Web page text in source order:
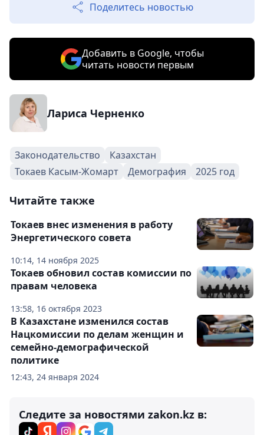
Поделитесь новостью
Добавить в Google, чтобы
читать новости первым
Лариса Черненко
Законодательство
Казахстан
Токаев Касым-Жомарт
Демография 2025 год
Читайте также
10:14, 14 ноября 2025
Токаев внес изменения в работу
Энергетического совета
13:58, 16 октября 2023
Токаев обновил состав комиссии по
правам человека
12:43, 24 января 2024
В Казахстане изменился состав
Нацкомиссии по делам женщин и
семейно-демографической
политике
Следите за новостями zakon.kz в: